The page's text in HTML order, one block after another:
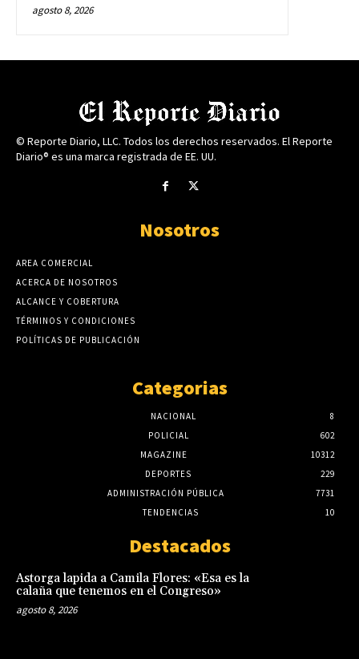
agosto 8, 2026
© Reporte Diario, LLC. Todos los derechos reservados. El Reporte
Diario® es una marca registrada de EE. UU.
Nosotros
AREA COMERCIAL
ACERCA DE NOSOTROS
ALCANCE Y COBERTURA
TÉRMINOS Y CONDICIONES
POLÍTICAS DE PUBLICACIÓN
Categorias
NACIONAL
8
POLICIAL
602
MAGAZINE
10312
DEPORTES
229
ADMINISTRACIÓN PÚBLICA
7731
TENDENCIAS
10
Destacados
Astorga lapida a Camila Flores: «Esa es la
calaña que tenemos en el Congreso»
agosto 8, 2026